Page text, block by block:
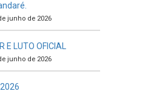
junho de 2026
E LUTO OFICIAL
junho de 2026